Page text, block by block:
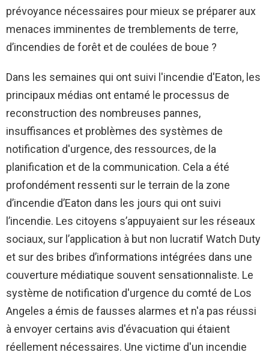
prévoyance nécessaires pour mieux se préparer aux
menaces imminentes de tremblements de terre,
d’incendies de forêt et de coulées de boue ?
Dans les semaines qui ont suivi l'incendie d'Eaton, les
principaux médias ont entamé le processus de
reconstruction des nombreuses pannes,
insuffisances et problèmes des systèmes de
notification d'urgence, des ressources, de la
planification et de la communication. Cela a été
profondément ressenti sur le terrain de la zone
d’incendie d’Eaton dans les jours qui ont suivi
l’incendie. Les citoyens s’appuyaient sur les réseaux
sociaux, sur l’application à but non lucratif Watch Duty
et sur des bribes d’informations intégrées dans une
couverture médiatique souvent sensationnaliste. Le
système de notification d'urgence du comté de Los
Angeles a émis de fausses alarmes et n'a pas réussi
à envoyer certains avis d'évacuation qui étaient
réellement nécessaires. Une victime d'un incendie